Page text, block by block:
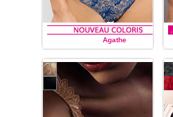
Agathe
EMPREINTE